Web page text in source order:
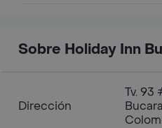
Sobre Holiday Inn
Dirección
Tv. 93